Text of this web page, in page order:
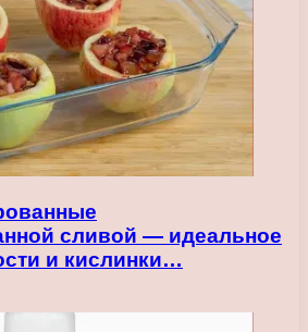
сливой — идеальное
и кислинки…